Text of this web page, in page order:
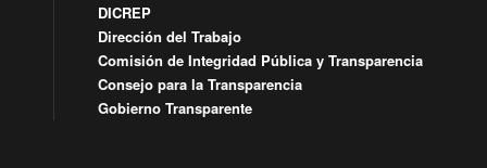
DICREP
Dirección del Trabajo
Comisión de Integridad Pública y Transparencia
Consejo para la Transparencia
Gobierno Transparente